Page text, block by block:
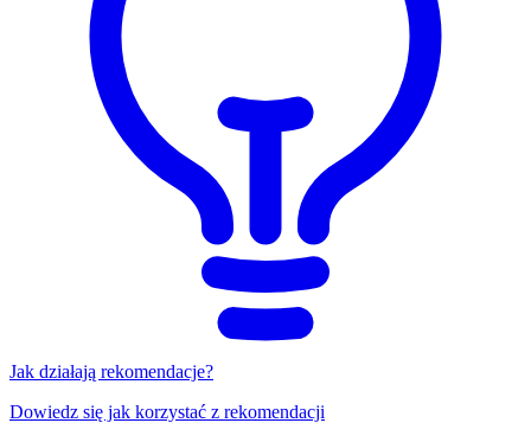
Jak działają rekomendacje?
Dowiedz się jak korzystać z rekomendacji